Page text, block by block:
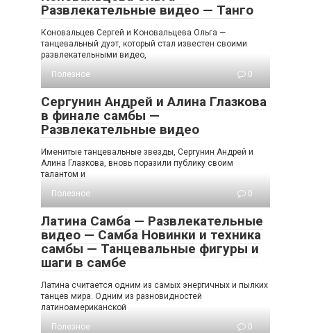
Развлекательные видео — Танго
Коновальцев Сергей и Коновальцева Ольга —
танцевальный дуэт, который стал известен своими
развлекательными видео,
Полезное
0
Сергунин Андрей и Алина Глазкова
в финале самбы —
Развлекательные видео
Именитые танцевальные звезды, Сергунин Андрей и
Алина Глазкова, вновь поразили публику своим
талантом и
Полезное
0
Латина Самба — Развлекательные
видео — Самба Новинки и техника
самбы — Танцевальные фигуры и
шаги в самбе
Латина считается одним из самых энергичных и пылких
танцев мира. Одним из разновидностей
латиноамериканской
Полезное
0